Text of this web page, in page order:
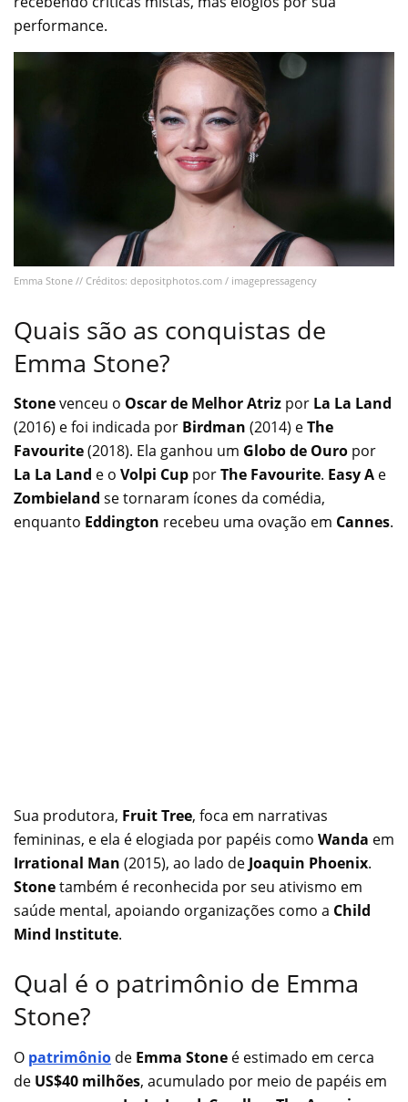
performance.
Emma Stone // Créditos: depositphotos.com / imagepressagency
Quais são as conquistas de
Emma Stone?
Stonevenceu o Oscar de Melhor Atriz por La La Land
(2016) e foi indicada por Birdman (2014) eThe
Favourite(2018). Ela ganhou um Globo de Ouro por
La La Land e o Volpi Cup porThe Favourite. Easy A e
Zombieland se tornaram ícones da comédia,
enquanto Eddington recebeu uma ovação em Cannes.
Sua produtora, Fruit Tree, foca em narrativas
femininas, e ela é elogiada por papéis como Wanda em
Irrational Man (2015), ao lado de Joaquin Phoenix.
Stonetambém é reconhecida por seu ativismo em
saúde mental, apoiando organizações como a Child
Mind Institute.
Qual é o patrimônio de Emma
Stone?
O patrimônio de Emma Stone é estimado em cerca
de US$40 milhões, acumulado por meio de papéis em